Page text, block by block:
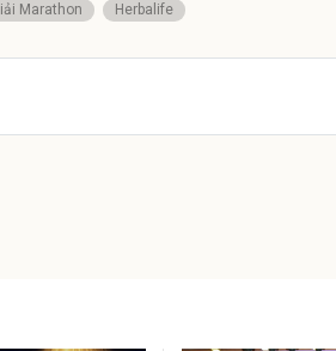
Marathon Herbalife